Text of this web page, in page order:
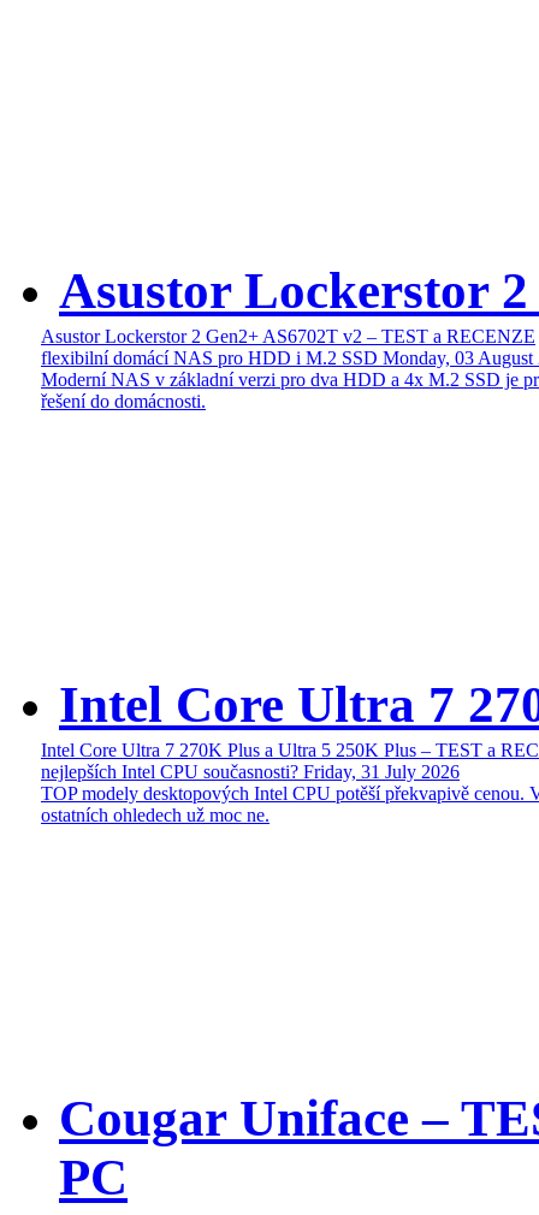
Asustor Lockerstor
Asustor Lockerstor 2 Gen2+ AS6702T v2 – TEST a RECENZE
flexibilní domácí NAS pro HDD i M.2 SSD Monday, 03 August
Moderní NAS v základní verzi pro dva HDD a 4x M.2 SSD je
řešení do domácnosti.
Intel Core Ultra 7
Intel Core Ultra 7 270K Plus a Ultra 5 250K Plus – TEST a
nejlepších Intel CPU současnosti? Friday, 31 July 2026
TOP modely desktopových Intel CPU potěší překvapivě cenou.
ostatních ohledech už moc ne.
Cougar Uniface –
PC